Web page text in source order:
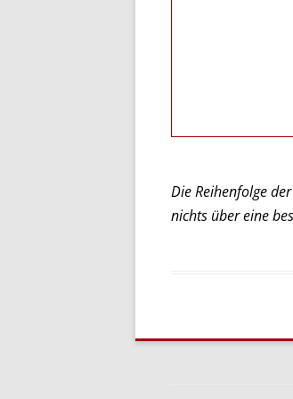
Die Reihenfolge
nichts über eine